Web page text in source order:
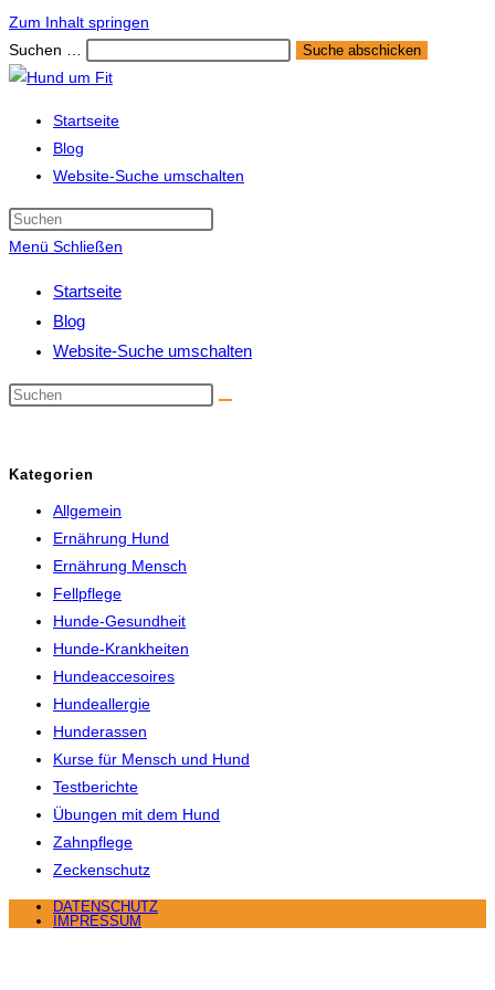
Zum Inhalt springen
Suchen …
Suche abschicken
Startseite
Blog
Website-Suche umschalten
Menü Schließen
Startseite
Blog
Website-Suche umschalten
Kategorien
Allgemein
Ernährung Hund
Ernährung Mensch
Fellpflege
Hunde-Gesundheit
Hunde-Krankheiten
Hundeaccesoires
Hundeallergie
Hunderassen
Kurse für Mensch und Hund
Testberichte
Übungen mit dem Hund
Zahnpflege
Zeckenschutz
DATENSCHUTZ
IMPRESSUM